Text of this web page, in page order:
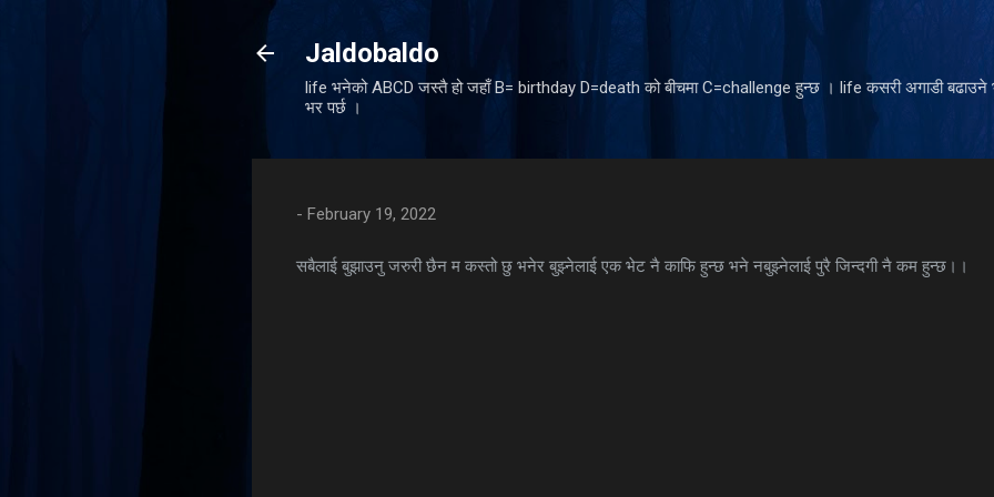
Jaldobaldo
life भनेको ABCD जस्तै हो जहाँ B= birthday D=death को बीचमा C=challenge हुन्छ । life कसरी अगाडी
भर पर्छ ।
- February 19, 2022
सबैलाई बुझाउनु जरुरी छैन म कस्तो छु भनेर बुझ्नेलाई एक भेट नै काफि हुन्छ भने नबुझ्नेलाई पुरै जिन्दगी नै कम हुन्छ।।